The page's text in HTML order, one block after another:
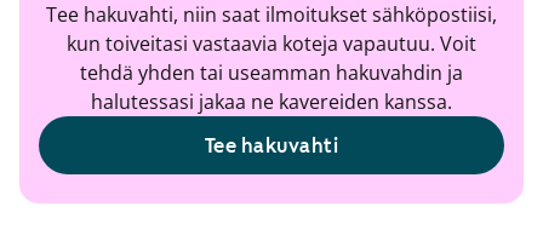
Tee hakuvahti, niin saat ilmoitukset sähköpostiisi,
kun toiveitasi vastaavia koteja vapautuu. Voit
tehdä yhden tai useamman hakuvahdin ja
halutessasi jakaa ne kavereiden kanssa.
Tee hakuvahti